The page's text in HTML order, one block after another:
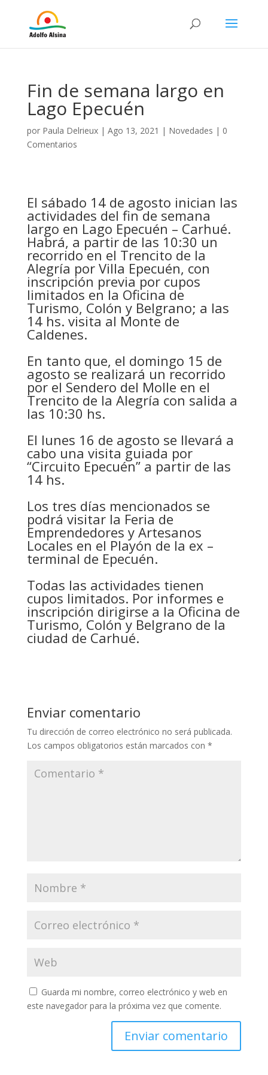
Fin de semana largo en
Lago Epecuén
por Paula Delrieux| Ago 13, 2021 | Novedades | 0
Comentarios
El sábado 14 de agosto inician las
actividades del fin de semana
largo en Lago Epecuén – Carhué.
Habrá, a partir de las 10:30 un
recorrido en el Trencito de la
Alegría por Villa Epecuén, con
inscripción previa por cupos
limitados en la Oficina de
Turismo, Colón y Belgrano; a las
14 hs. visita al Monte de
Caldenes.
En tanto que, el domingo 15 de
agosto se realizará un recorrido
por el Sendero del Molle en el
Trencito de la Alegría con salida a
las 10:30 hs.
El lunes 16 de agosto se llevará a
cabo una visita guiada por
“Circuito Epecuén” a partir de las
14 hs.
Los tres días mencionados se
podrá visitar la Feria de
Emprendedores y Artesanos
Locales en el Playón de la ex –
terminal de Epecuén.
Todas las actividades tienen
cupos limitados. Por informes e
inscripción dirigirse a la Oficina de
Turismo, Colón y Belgrano de la
ciudad de Carhué.
Enviar comentario
Tu dirección de correo electrónico no será publicada.
Los campos obligatorios están marcados con *
Guarda mi nombre, correo electrónico y web en
este navegador para la próxima vez que comente.